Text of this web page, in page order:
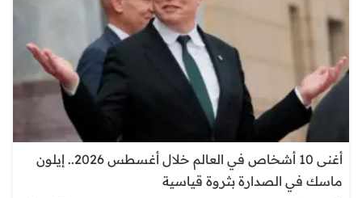
أغنى 10 أشخاص في العالم خلال أغسطس 2026.. إيلون
ماسك في الصدارة بثروة قياسية